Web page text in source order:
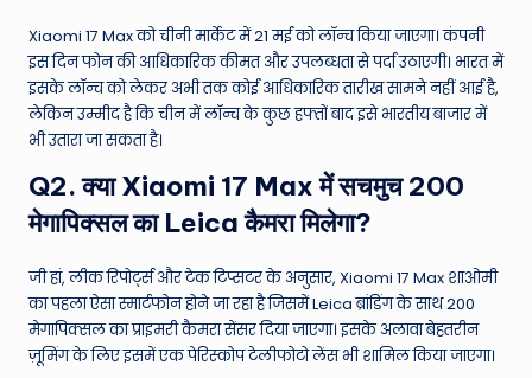
Xiaomi 17 Max को चीनी मार्केट में 21 मई को लॉन्च किया जाएगा। कंपनी
इस दिन फोन की आधिकारिक कीमत और उपलब्धता से पर्दा उठाएगी। भारत में
इसके लॉन्च को लेकर अभी तक कोई आधिकारिक तारीख सामने नहीं आई है,
लेकिन उम्मीद है कि चीन में लॉन्च के कुछ हफ्तों बाद इसे भारतीय बाजार में
भी उतारा जा सकता है।
Q2. क्या Xiaomi 17 Max में सचमुच 200
मेगापिक्सल का Leica कैमरा मिलेगा?
जी हां, लीक रिपोर्ट्स और टेक टिप्सटर के अनुसार, Xiaomi 17 Max शाओमी
का पहला ऐसा स्मार्टफोन होने जा रहा है जिसमें Leica ब्रांडिंग के साथ 200
मेगापिक्सल का प्राइमरी कैमरा सेंसर दिया जाएगा। इसके अलावा बेहतरीन
ज़ूमिंग के लिए इसमें एक पेरिस्कोप टेलीफोटो लेंस भी शामिल किया जाएगा।